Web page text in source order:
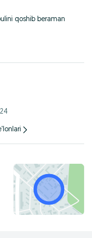
qoshib beraman